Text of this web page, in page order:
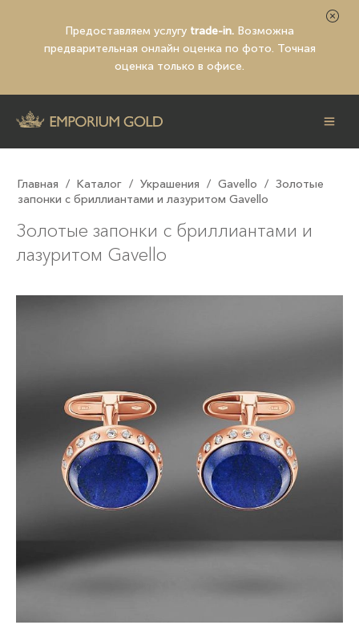
Предоставляем услугу trade-in. Возможна
предварительная онлайн оценка по фото. Точная
оценка только в офисе.
Главная / Каталог / Украшения / Gavello / Золотые
запонки с бриллиантами и лазуритом Gavello
Золотые запонки с бриллиантами и
лазуритом Gavello